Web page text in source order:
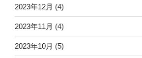
2023年12月 (4)
2023年11月 (4)
2023年10月 (5)